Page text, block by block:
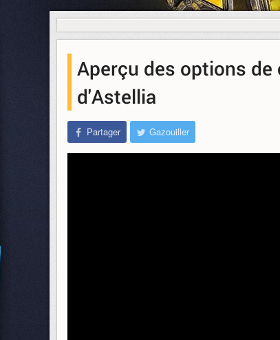
Aperçu des options
d'Astellia
Partager Gazouiller